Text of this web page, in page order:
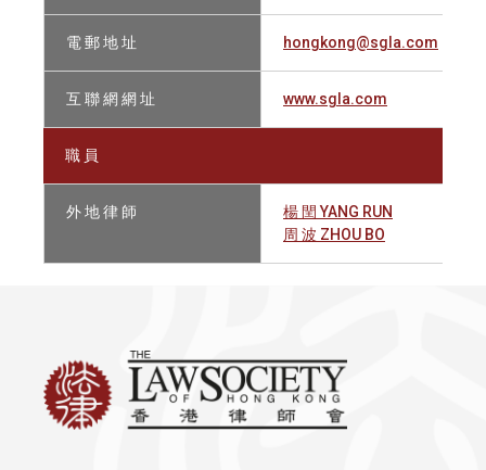
電 郵 地 址 hongkong@sgla.com
互 聯 網 網 址 www.sgla.com
職 員
外 地 律 師
楊 閏 YANG RUN
周 波 ZHOU BO